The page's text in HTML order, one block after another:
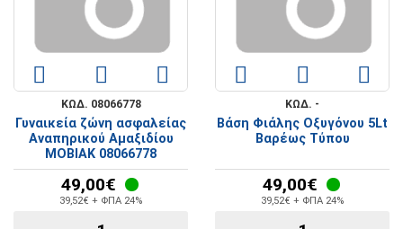
ΚΩΔ. 08066778
Γυναικεία ζώνη ασφαλείας
Αναπηρικού Αμαξιδίου
MOBIAK 08066778
49,00€
39,52€ + ΦΠΑ 24%
ΚΩΔ. -
Βάση Φιάλης Οξυγόνου 5Lt
Βαρέως Τύπου
49,00€
39,52€ + ΦΠΑ 24%